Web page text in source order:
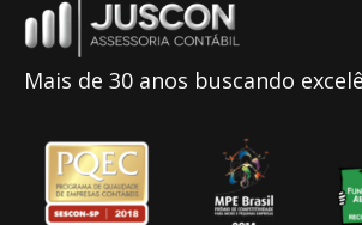
Mais de 30 anos buscando